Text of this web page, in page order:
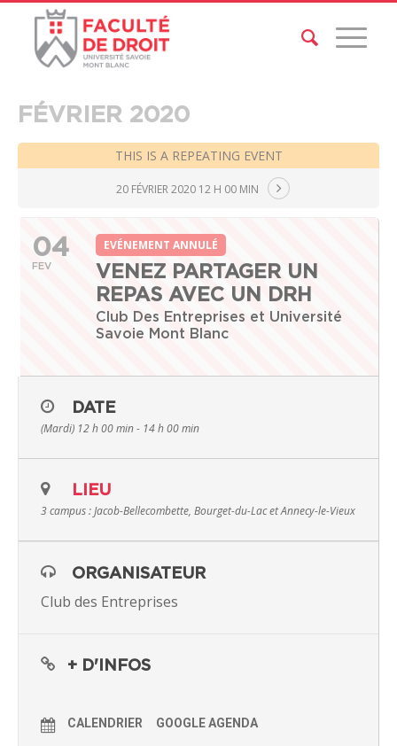
FÉVRIER 2020
THIS IS A REPEATING EVENT
20 FÉVRIER 2020 12 H 00 MIN
04
FEV
EVÉNEMENT ANNULÉ
VENEZ PARTAGER UN
REPAS AVEC UN DRH
Club Des Entreprises et Université
Savoie Mont Blanc
DATE
(Mardi) 12 h 00 min - 14 h 00 min
LIEU
3 campus : Jacob-Bellecombette, Bourget-du-Lac et Annecy-le-Vieux
ORGANISATEUR
Club des Entreprises
+ D'INFOS
CALENDRIER GOOGLE AGENDA